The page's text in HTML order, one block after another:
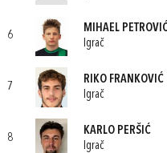
6
MIHAEL
Igrač
7
RIKO FRANKOVIĆ
Igrač
8
KARLO PERŠIĆ
Igrač